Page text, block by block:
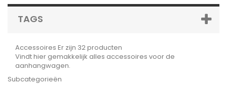
TAGS
Accessoires Er zijn 32 producten
Vindt hier gemakkelijk alles accessoires voor de
aanhangwagen.
Subcategorieën